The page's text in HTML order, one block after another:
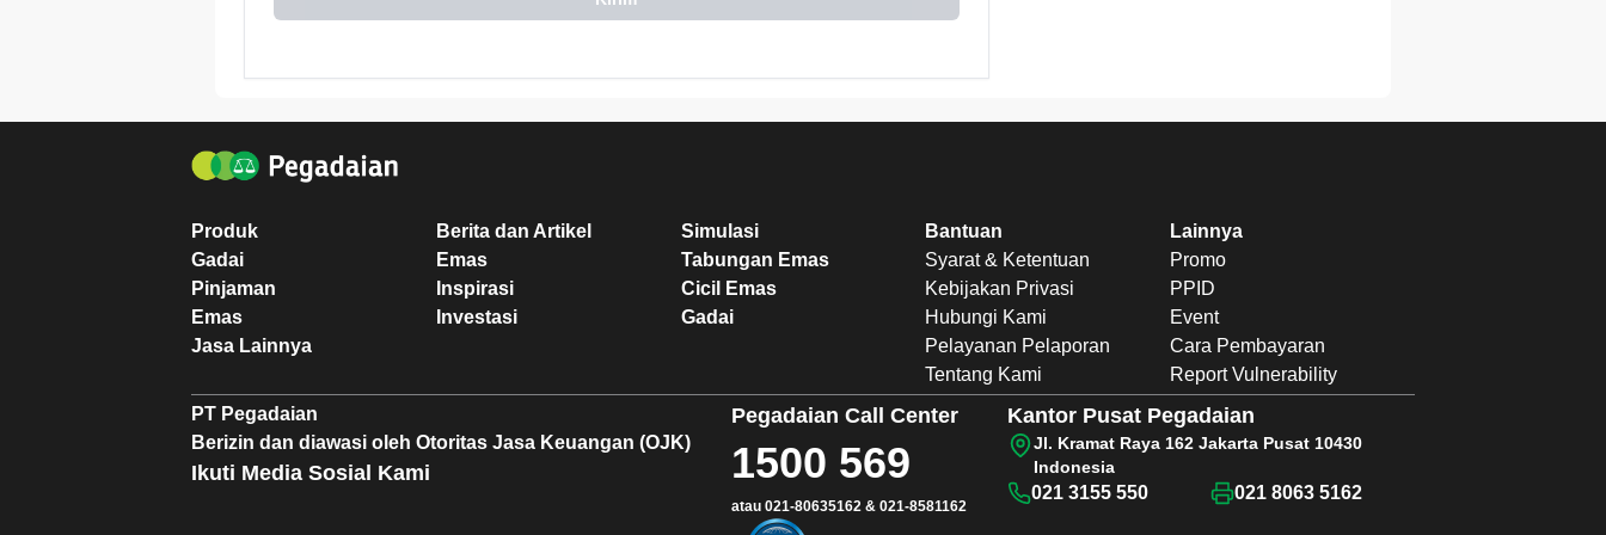
Produk
Gadai
Pinjaman
Emas
Jasa Lainnya
Berita dan Artikel
Emas
Inspirasi
Investasi
Simulasi
Tabungan Emas
Cicil Emas
Gadai
Bantuan
Syarat & Ketentuan
Kebijakan Privasi
Hubungi Kami
Pelayanan Pelaporan
Tentang Kami
Lainnya
Promo
PPID
Event
Cara Pembayaran
Report Vulnerability
PT Pegadaian
Berizin dan diawasi oleh Otoritas Jasa Keuangan (OJK)
Ikuti Media Sosial Kami
Pegadaian Call Center
1500 569
atau 021-80635162& 021-8581162
Kantor Pusat Pegadaian
Jl. Kramat Raya 162 Jakarta Pusat 10430
Indonesia
021 3155 550 021 8063 5162